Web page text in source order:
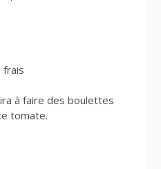
frais
à faire des boulettes
tomate.